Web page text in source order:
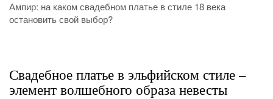
Ампир: на каком свадебном платье в стиле 18 века
остановить свой выбор?
Свадебное платье в эльфийском стиле –
элемент волшебного образа невесты